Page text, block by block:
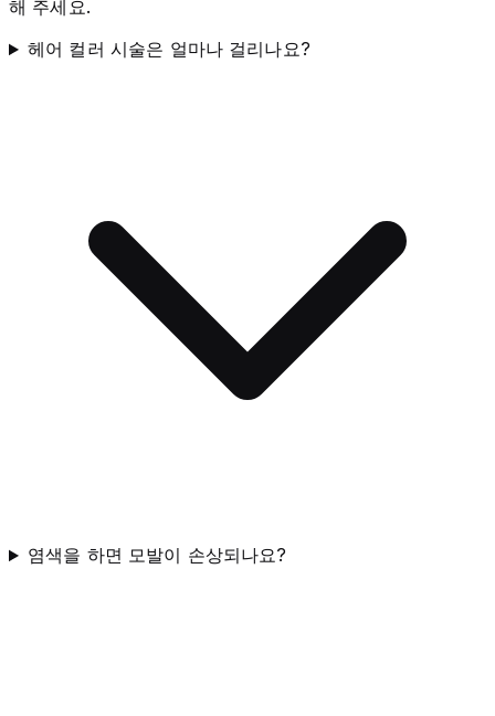
해 주세요.
헤어 컬러 시술은 얼마나 걸리나요?
염색을 하면 모발이 손상되나요?